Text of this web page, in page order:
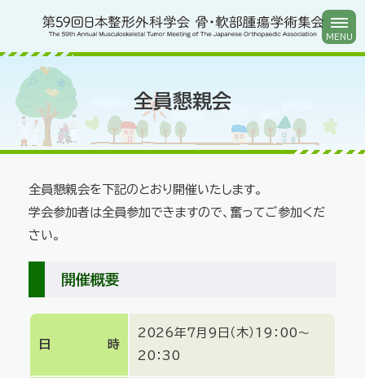
全員懇親会
全員懇親会を下記のとおり開催いたします。
学会参加者は全員参加できますので、奮ってご参加くだ
さい。
開催概要
日時
2026年7月9日（木） 19：00～
20：30